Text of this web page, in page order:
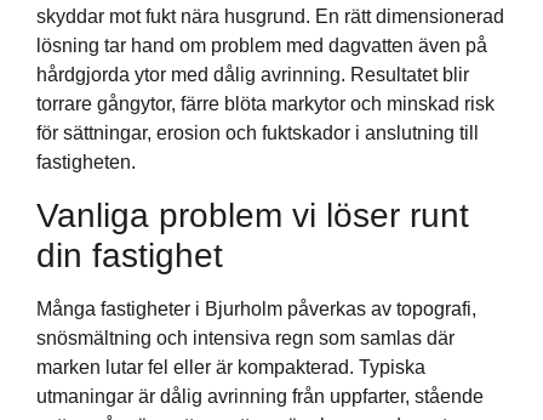
skyddar mot fukt nära husgrund. En rätt dimensionerad
lösning tar hand om problem med dagvatten även på
hårdgjorda ytor med dålig avrinning. Resultatet blir
torrare gångytor, färre blöta markytor och minskad risk
för sättningar, erosion och fuktskador i anslutning till
fastigheten.
Vanliga problem vi löser runt
din fastighet
Många fastigheter i Bjurholm påverkas av topografi,
snösmältning och intensiva regn som samlas där
marken lutar fel eller är kompakterad. Typiska
utmaningar är dålig avrinning från uppfarter, stående